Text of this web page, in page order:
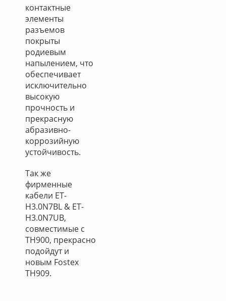
контактные
элементы
разъемов
покрыты
родиевым
напылением, что
обеспечивает
исключительно
высокую
прочность и
прекрасную
абразивно-
коррозийную
устойчивость.
Так же
фирменные
кабели ET-
H3.0N7BL & ET-
H3.0N7UB,
совместимые с
ТН900, прекрасно
подойдут и
новым Fostex
TH909.